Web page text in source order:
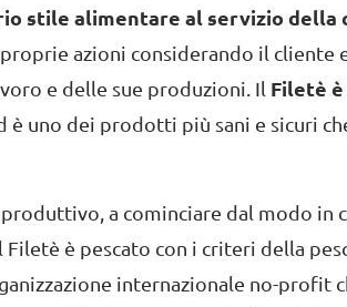
stile alimentare al servizio della
azioni considerando il cliente
e delle sue produzioni. Il Filetè
è uno dei prodotti più sani e sicuri
a cominciare dal modo in
Filetè è pescato con i criteri della
internazionale no-profit